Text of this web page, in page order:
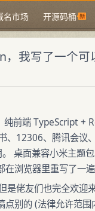
名市场 开源码桶
，我写了一个
纯前端 TypeScript
、12306、腾讯会议
桌面兼容小米主
浏览器里重写了一遍
是佬友们也完全欢
点别的 (法律允许范